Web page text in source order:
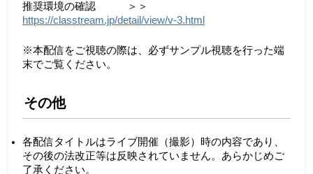
推奨環境の確認 ＞＞
https://classtream.jp/detail/view/v-3.html
※本配信をご視聴の際は、必ずサンプル視聴を行った端
末でご覧ください。
その他
各配信タイトルはライブ開催（撮影）時の内容であり、
その後の法改正等は反映されていません。あらかじめご
了承ください。